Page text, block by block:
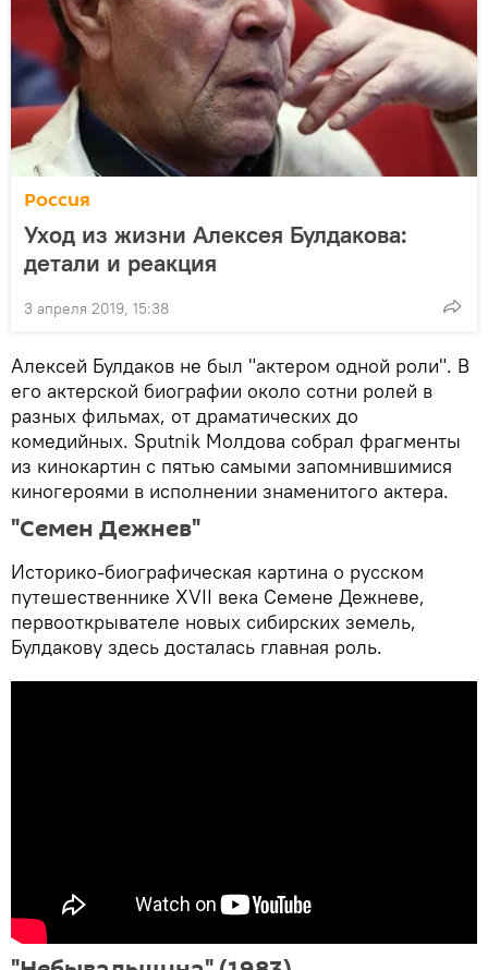
Россия
Уход из жизни Алексея Булдакова:
детали и реакция
3 апреля 2019, 15:38
Алексей Булдаков не был "актером одной роли". В
его актерской биографии около сотни ролей в
разных фильмах, от драматических до
комедийных. Sputnik Молдова собрал фрагменты
из кинокартин с пятью самыми запомнившимися
киногероями в исполнении знаменитого актера.
"Семен Дежнев"
Историко-биографическая картина о русском
путешественнике XVII века Семене Дежневе,
первооткрывателе новых сибирских земель,
Булдакову здесь досталась главная роль.